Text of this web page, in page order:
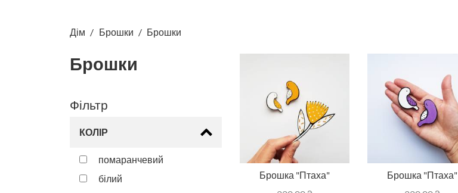
Дім Брошки Брошки
Брошки
Фільтр
КОЛІР
помаранчевий
білий
Брошка "Птаха"
Брошка "Птаха"